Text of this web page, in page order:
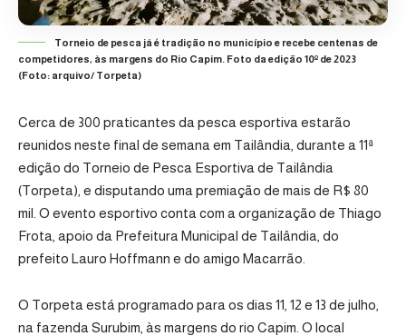
Torneio de pesca já é tradição no município e recebe centenas de
competidores, às margens do Rio Capim. Foto da edição 10º de 2023
(Foto: arquivo/ Torpeta)
Cerca de 300 praticantes da pesca esportiva estarão
reunidos neste final de semana em Tailândia, durante a 11ª
edição do Torneio de Pesca Esportiva de Tailândia
(Torpeta), e disputando uma premiação de mais de R$ 80
mil. O evento esportivo conta com a organização de Thiago
Frota, apoio da Prefeitura Municipal de Tailândia, do
prefeito Lauro Hoffmann e do amigo Macarrão.
O Torpeta está programado para os dias 11, 12 e 13 de julho,
na fazenda Surubim, às margens do rio Capim. O local